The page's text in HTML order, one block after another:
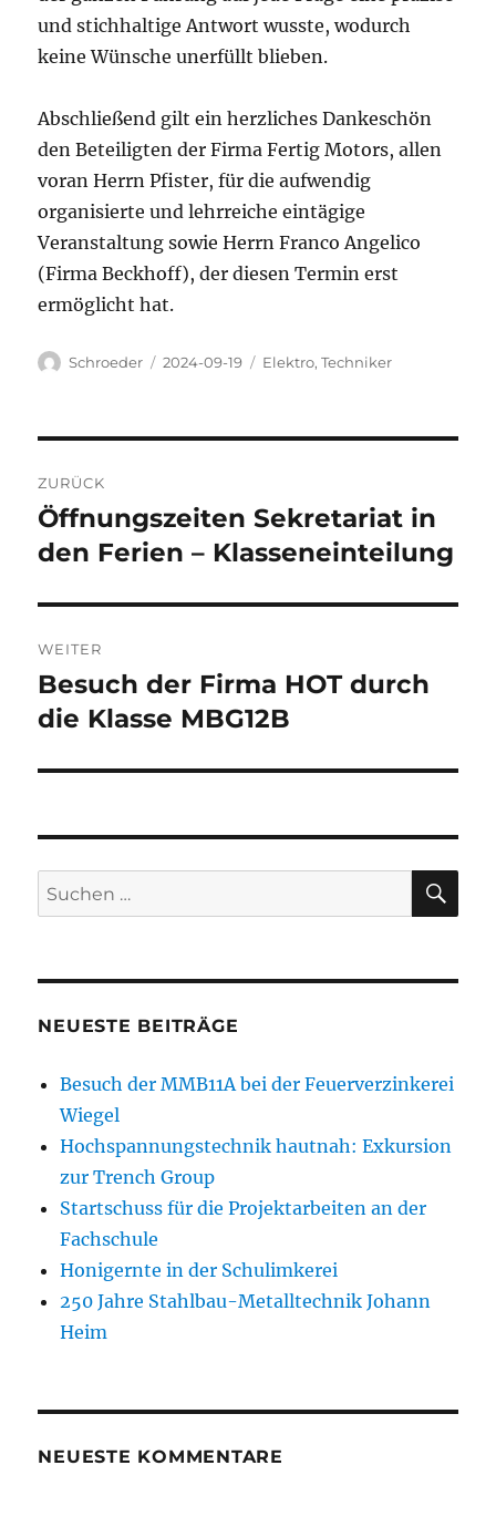
und stichhaltige Antwort wusste, wodurch
keine Wünsche unerfüllt blieben.
Abschließend gilt ein herzliches Dankeschön
den Beteiligten der Firma Fertig Motors, allen
voran Herrn Pfister, für die aufwendig
organisierte und lehrreiche eintägige
Veranstaltung sowie Herrn Franco Angelico
(Firma Beckhoff), der diesen Termin erst
ermöglicht hat.
Autor
Schroeder
Veröffentlicht
2024-09-19 Kategorien
Elektro,Techniker
ZURÜCK
Vorheriger
Beitrag:
Öffnungszeiten Sekretariat in
den Ferien – Klasseneinteilung
WEITER
Nächster
Beitrag:
Besuch der Firma HOT durch
die Klasse MBG12B
Suchen
nach:
NEUESTE BEITRÄGE
Besuch der MMB11A bei der Feuerverzinkerei
Wiegel
Hochspannungstechnik hautnah: Exkursion
zur Trench Group
Startschuss für die Projektarbeiten an der
Fachschule
Honigernte in der Schulimkerei
250 Jahre Stahlbau-Metalltechnik Johann
Heim
NEUESTE KOMMENTARE